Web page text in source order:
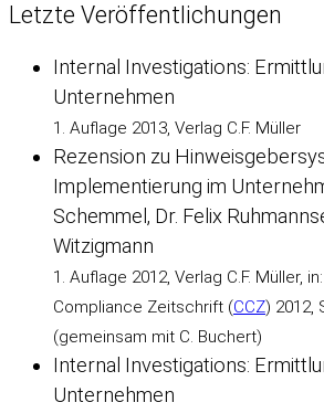
Letzte Veröffentlichungen
Internal Investigations:
Unternehmen
1. Auflage 2013, Verlag C.F. Müller
Rezension zu
Implementierung im
Schemmel, Dr. Felix
Witzigmann
1. Auflage 2012, Verlag C.F. Müller,
Compliance Zeitschrift (CCZ) 2012,
(gemeinsam mit C. Buchert)
Internal Investigations:
Unternehmen